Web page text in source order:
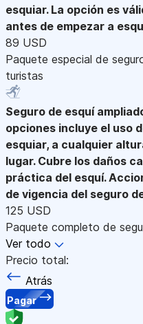
esquiar. La opción es
antes de empezar a
89 USD
Paquete especial de
turistas
Seguro de esquí
opciones incluye el uso
esquiar, a cualquier
lugar. Cubre los daños
práctica del esquí.
de vigencia del seguro
125 USD
Paquete completo de
Ver todo
Precio total:
Atrás
Pagar